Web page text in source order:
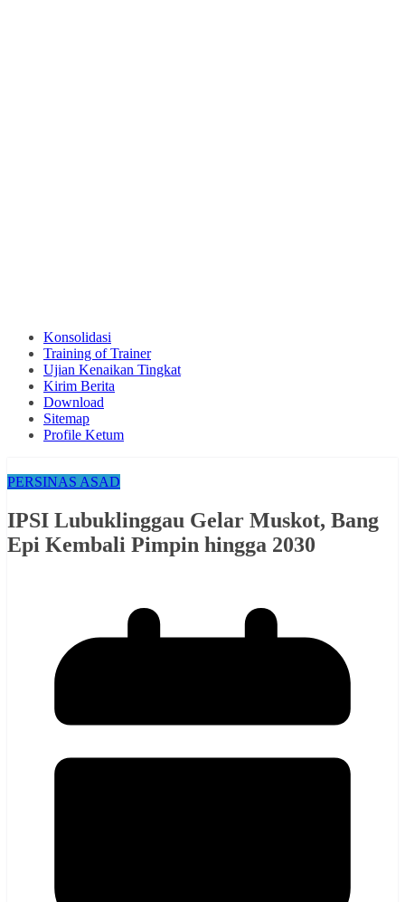
Konsolidasi
Training of Trainer
Ujian Kenaikan Tingkat
Kirim Berita
Download
Sitemap
Profile Ketum
PERSINAS ASAD
IPSI Lubuklinggau Gelar Muskot, Bang
Epi Kembali Pimpin hingga 2030